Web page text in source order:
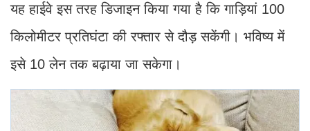
यह हाईवे इस तरह डिजाइन किया गया है कि गाड़ियां 100
किलोमीटर प्रतिघंटा की रफ्तार से दौड़ सकेंगी। भविष्य में
इसे 10 लेन तक बढ़ाया जा सकेगा।